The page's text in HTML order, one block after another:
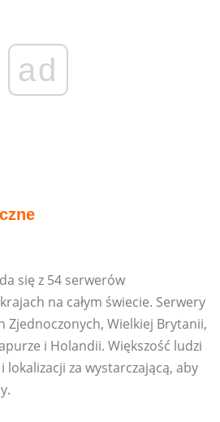
ad
się z 54 serwerów
na całym świecie. Serwery
Zjednoczonych, Wielkiej Brytanii,
i Holandii. Większość ludzi
lokalizacji za wystarczającą, aby